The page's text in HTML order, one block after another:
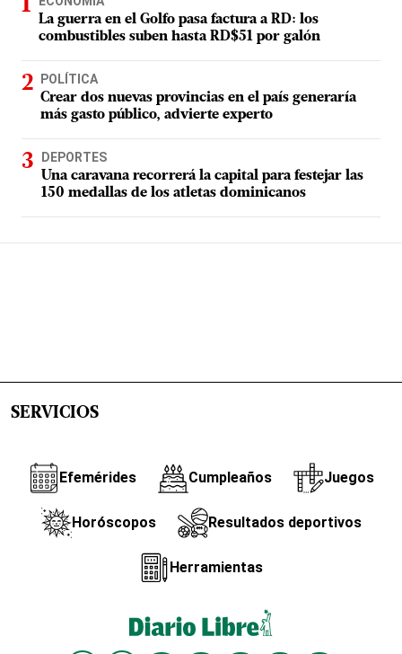
La guerra en el Golfo pasa factura a RD: los
combustibles suben hasta RD$51 por galón
POLÍTICA
Crear dos nuevas provincias en el país generaría
más gasto público, advierte experto
DEPORTES
Una caravana recorrerá la capital para festejar las
150 medallas de los atletas dominicanos
SERVICIOS
Efemérides Cumpleaños Juegos
Horóscopos Resultados deportivos
Herramientas